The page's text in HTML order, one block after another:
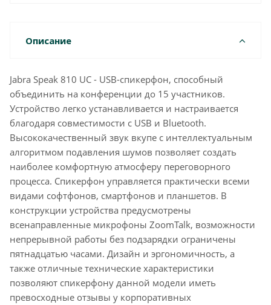
Описание
Jabra Speak 810 UC - USB-спикерфон, способный
объединить на конференции до 15 участников.
Устройство легко устанавливается и настраивается
благодаря совместимости с USB и Bluetooth.
Высококачественный звук вкупе с интеллектуальным
алгоритмом подавления шумов позволяет создать
наиболее комфортную атмосферу переговорного
процесса. Спикерфон управляется практически всеми
видами софтфонов, смартфонов и планшетов. В
конструкции устройства предусмотрены
всенаправленные микрофоны ZoomTalk, возможности
непрерывной работы без подзарядки ограничены
пятнадцатью часами. Дизайн и эргономичность, а
также отличные технические характеристики
позволяют спикерфону данной модели иметь
превосходные отзывы у корпоративных